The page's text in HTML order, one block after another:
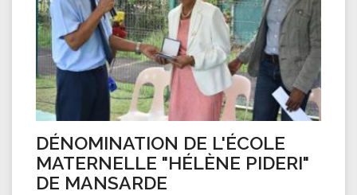
DÉNOMINATION DE L'ÉCOLE
MATERNELLE "HÉLÈNE PIDERI"
DE MANSARDE